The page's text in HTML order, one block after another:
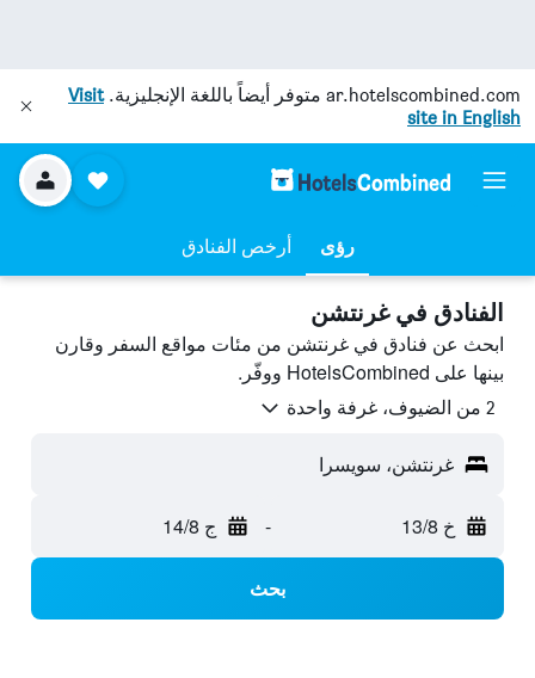
ar.hotelscombined.com متوفر أيضاً باللغة الإنجليزية.Visit
site in English
رؤى أرخص الفنادق
الفنادق في غرنتشن
ابحث عن فنادق في غرنتشن من مئات مواقع السفر وقارن
بينها على HotelsCombined ووفّر.
2 من الضيوف، غرفة واحدة
غرنتشن، سويسرا
خ 13/8 - ج 14/8
بحث